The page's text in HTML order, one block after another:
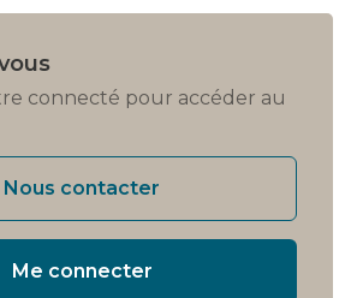
connecté pour accéder au
Nous contacter
Me connecter